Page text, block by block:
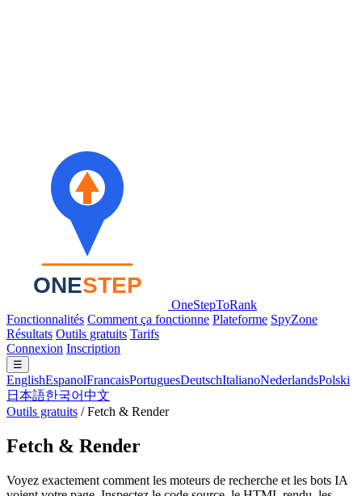
OneStepToRank
Fonctionnalités Comment ça fonctionne Plateforme SpyZone
Résultats Outils gratuits Tarifs
Connexion Inscription
☰
EnglishEspanolFrancaisPortuguesDeutschItalianoNederlandsPolski
日本語한국어中文
Outils gratuits / Fetch & Render
Fetch & Render
Voyez exactement comment les moteurs de recherche et les bots IA